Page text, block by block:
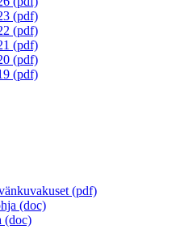
(pdf)
(pdf)
(pdf)
(pdf)
(pdf)
(pdf)
(doc)
(doc)